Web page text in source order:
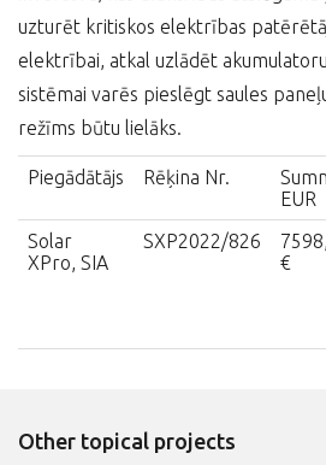
uzturēt kritiskos elektrības
elektrībai, atkal uzlādēt
sistēmai varēs pieslēgt saules
režīms būtu lielāks.
Piegādātājs Rēķina Nr.
EUR
Solar
XPro, SIA
SXP2022/826
€
Other topical projects